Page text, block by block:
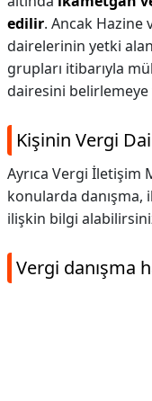
edilir. Ancak Hazine
dairelerinin yetki
grupları itibarıyla
dairesini belirlemeye
Kişinin Vergi
Ayrıca Vergi İletişim
konularda danışma,
ilişkin bilgi
Vergi danışma